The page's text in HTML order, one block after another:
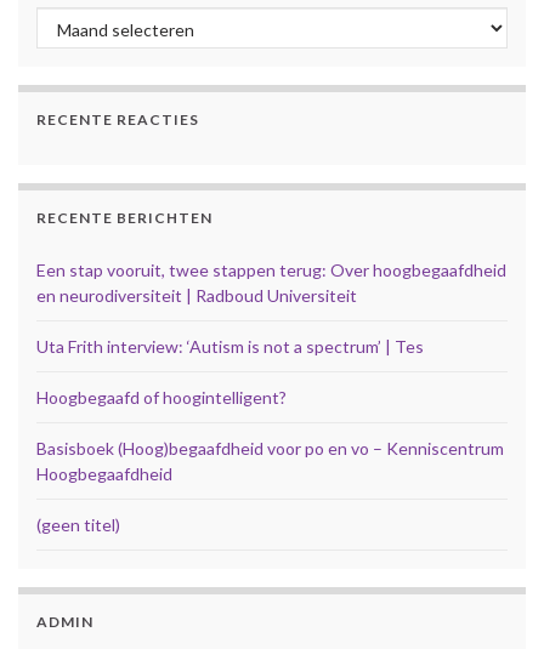
Archief
RECENTE REACTIES
RECENTE BERICHTEN
Een stap vooruit, twee stappen terug: Over hoogbegaafdheid
en neurodiversiteit | Radboud Universiteit
Uta Frith interview: ‘Autism is not a spectrum’ | Tes
Hoogbegaafd of hoogintelligent?
Basisboek (Hoog)begaafdheid voor po en vo – Kenniscentrum
Hoogbegaafdheid
(geen titel)
ADMIN